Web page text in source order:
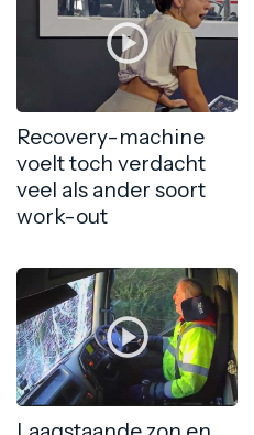
Recovery-machine
voelt toch verdacht
veel als ander soort
work-out